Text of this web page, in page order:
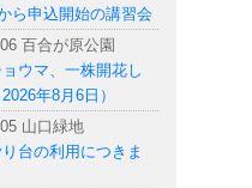
ら申込開始の講習会
百合が原公園
ウマ、一株開花し
年8月6日）
山口緑地
台の利用につきま